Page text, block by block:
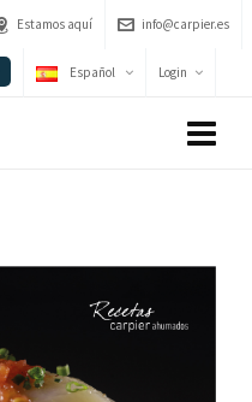
Estamos aquí info@carpier.es
Español Login